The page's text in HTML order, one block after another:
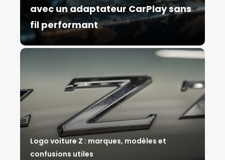
Logo voiture Z : marques, modèles et
confusions utiles
avec un adaptateur CarPlay sans
fil performant